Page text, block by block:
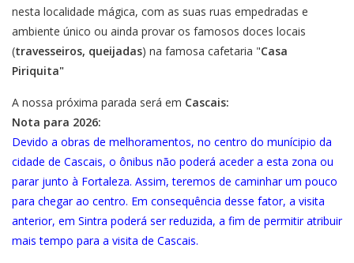
nesta localidade mágica, com as suas ruas empedradas e
ambiente único ou ainda provar os famosos doces locais
(travesseiros, queijadas) na famosa cafetaria "Casa
Piriquita"
A nossa próxima parada será em Cascais:
Nota para 2026:
Devido a obras de melhoramentos, no centro do munícipio da
cidade de Cascais, o ônibus não poderá aceder a esta zona ou
parar junto à Fortaleza. Assim, teremos de caminhar um pouco
para chegar ao centro. Em consequência desse fator, a visita
anterior, em Sintra poderá ser reduzida, a fim de permitir atribuir
mais tempo para a visita de Cascais.